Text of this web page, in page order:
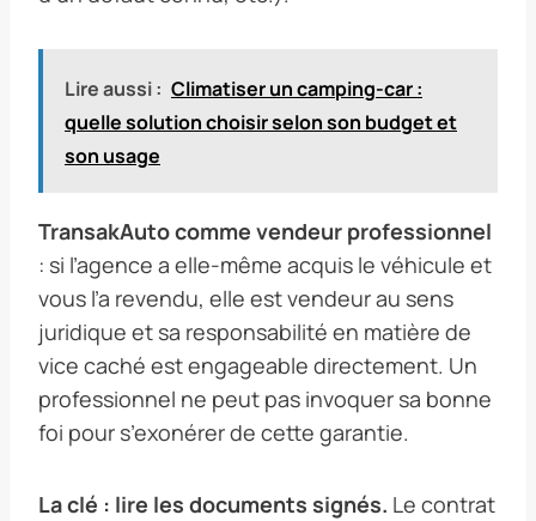
Lire aussi : Climatiser un camping-car :
quelle solution choisir selon son budget et
son usage
TransakAuto comme vendeur professionnel
: si l’agence a elle-même acquis le véhicule et
vous l’a revendu, elle est vendeur au sens
juridique et sa responsabilité en matière de
vice caché est engageable directement. Un
professionnel ne peut pas invoquer sa bonne
foi pour s’exonérer de cette garantie.
La clé : lire les documents signés. Le contrat